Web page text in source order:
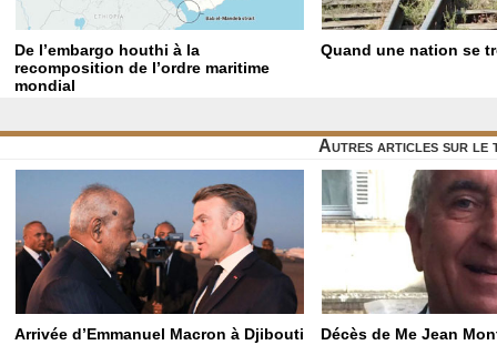
De l’embargo houthi à la
recomposition de l’ordre maritime
mondial
Quand une nation se
Autres articles sur le
Arrivée d’Emmanuel Macron à Djibouti Décès de Me Jean